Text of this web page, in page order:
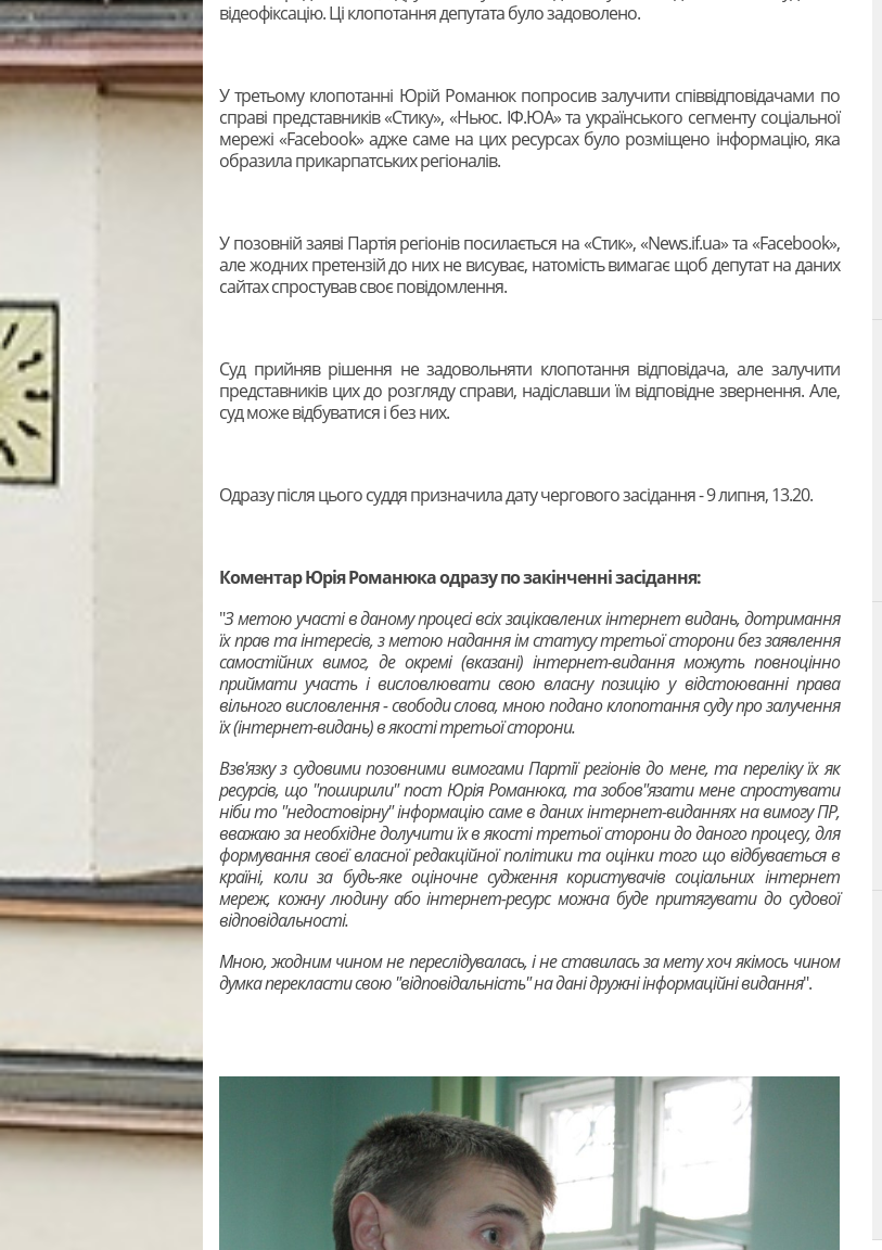
відеофіксацію. Ці клопотання депутата було задоволено.
У третьому клопотанні Юрій Романюк попросив залучити співвідповідачами по
справі представників «Стику», «Ньюс. ІФ.ЮА» та українського сегменту соціальної
мережі «Facеbook» адже саме на цих ресурсах було розміщено інформацію, яка
образила прикарпатських регіоналів.
У позовній заяві Партія регіонів посилається на «Стик», «News.if.ua» та «Facеbook»,
але жодних претензій до них не висуває, натомість вимагає щоб депутат на даних
сайтах спростував своє повідомлення.
Суд прийняв рішення не задовольняти клопотання відповідача, але залучити
представників цих до розгляду справи, надіславши їм відповідне звернення. Але,
суд може відбуватися і без них.
Одразу після цього суддя призначила дату чергового засідання - 9 липня, 13.20.
Коментар Юрія Романюка одразу по закінченні засідання:
"З метою участі в даному процесі всіх зацікавлених інтернет видань, дотримання
їх прав та інтересів, з метою надання ім статусу третьої сторони без заявлення
самостійних вимог, де окремі (вказані) інтернет-видання можуть повноцінно
приймати участь і висловлювати свою власну позицію у відстоюванні права
вільного висловлення - свободи слова, мною подано клопотання суду про залучення
їх (інтернет-видань) в якості третьої сторони.
Взв'язку з судовими позовними вимогами Партії регіонів до мене, та переліку їх як
ресурсів, що "поширили" пост Юрія Романюка, та зобов"язати мене спростувати
ніби то "недостовірну" інформацію саме в даних інтернет-виданнях на вимогу ПР,
вважаю за необхідне долучити їх в якості третьої сторони до даного процесу, для
формування своєї власної редакційної політики та оцінки того що відбувається в
країні, коли за будь-яке оціночне судження користувачів соціальних інтернет
мереж, кожну людину або інтернет-ресурс можна буде притягувати до судової
відповідальності.
Мною, жодним чином не переслідувалась, і не ставилась за мету хоч якімось чином
думка перекласти свою "відповідальність" на дані дружні інформаційні видання".